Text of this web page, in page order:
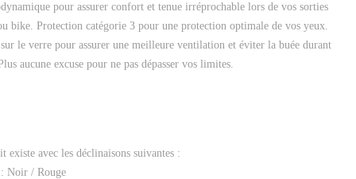
pour assurer confort et tenue irréprochable lors de vos sorties
bike. Protection catégorie 3 pour une protection optimale de vos yeux.
le verre pour assurer une meilleure ventilation et éviter la buée durant
aucune excuse pour ne pas dépasser vos limites.
existe avec les déclinaisons suivantes :
Noir / Rouge